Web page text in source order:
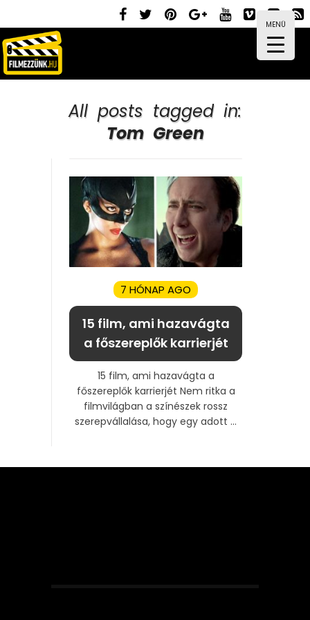
MENÜ
All posts tagged in:
Tom Green
7 HÓNAP AGO
15 film, ami hazavágta
a főszereplők karrierjét
15 film, ami hazavágta a
főszereplők karrierjét Nem ritka a
filmvilágban a színészek rossz
szerepvállalása, hogy egy adott ...